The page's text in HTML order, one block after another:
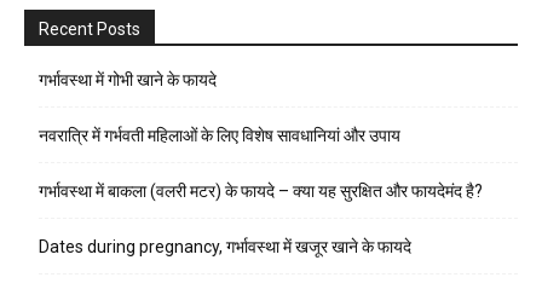
Recent Posts
गर्भावस्था में गोभी खाने के फायदे
नवरात्रि में गर्भवती महिलाओं के लिए विशेष सावधानियां और उपाय
गर्भावस्था में बाकला (वलरी मटर) के फायदे – क्या यह सुरक्षित और फायदेमंद है?
Dates during pregnancy, गर्भावस्था में खजूर खाने के फायदे